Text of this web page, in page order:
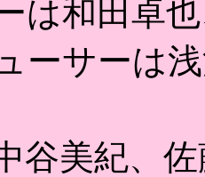
は和田卓
ーサーは
谷美紀、